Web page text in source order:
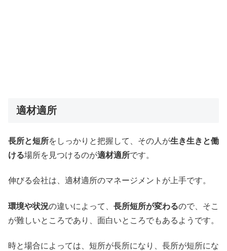
適材適所
長所と短所をしっかりと把握して、その人が生き生きと働
ける場所を見つけるのが適材適所です。
伸びる会社は、適材適所のマネージメントが上手です。
環境や状況の違いによって、 長所短所が変わるので、そこ
が難しいところであり、面白いところでもあるようです。
時と場合によっては、短所が長所になり、長所が短所にな